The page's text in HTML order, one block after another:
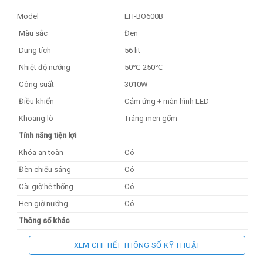
Model
EH-BO600B
Màu sắc
Đen
Dung tích
56 lit
Nhiệt độ nướng
50℃-250℃
Công suất
3010W
Điều khiển
Cảm ứng + màn hình LED
Khoang lò
Tráng men gốm
Tính năng tiện lợi
Khóa an toàn
Có
Đèn chiếu sáng
Có
Cài giờ hệ thống
Có
Hẹn giờ nướng
Có
Thông số khác
Kích thước
595x595x575 mm
Kích thước lắp đặt
600x595x580 mm
XEM CHI TIẾT THÔNG SỐ KỸ THUẬT